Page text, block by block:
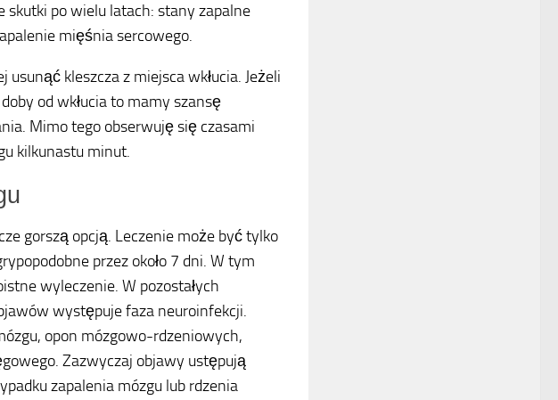
skutki po wielu latach: stany zapalne
mięśnia sercowego.
kleszcza z miejsca wkłucia. Jeżeli
od wkłucia to mamy szansę
Mimo tego obserwuję się czasami
kilkunastu minut.
gorszą opcją. Leczenie może być tylko
przez około 7 dni. W tym
wyleczenie. W pozostałych
występuje faza neuroinfekcji.
opon mózgowo-rdzeniowych,
Zazwyczaj objawy ustępują
zapalenia mózgu lub rdzenia